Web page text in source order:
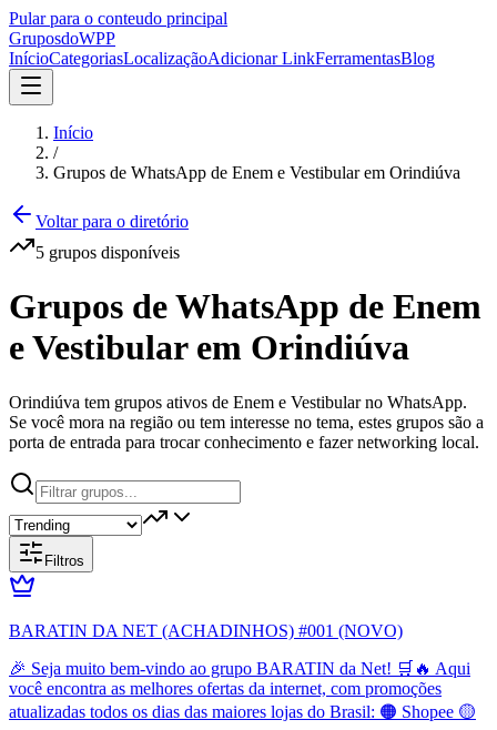
Pular para o conteudo principal
GruposdoWPP
InícioCategoriasLocalizaçãoAdicionar LinkFerramentasBlog
Início
/
Grupos de WhatsApp de Enem e Vestibular em Orindiúva
Voltar para o diretório
5 grupos disponíveis
Grupos de WhatsApp de Enem
e Vestibular em Orindiúva
Orindiúva tem grupos ativos de Enem e Vestibular no WhatsApp.
Se você mora na região ou tem interesse no tema, estes grupos são a
porta de entrada para trocar conhecimento e fazer networking local.
Filtros
BARATIN DA NET (ACHADINHOS) #001 (NOVO)
🎉 Seja muito bem-vindo ao grupo BARATIN da Net! 🛒🔥 Aqui
você encontra as melhores ofertas da internet, com promoções
atualizadas todos os dias das maiores lojas do Brasil: 🟠 Shopee 🟡